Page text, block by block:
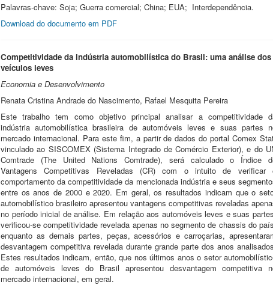
Palavras-chave: Soja; Guerra comercial; China; EUA; Interdependência.
Download do documento em PDF
Competitividade da indústria automobilística do Brasil: uma análise dos
veículos leves
Economia e Desenvolvimento
Renata Cristina Andrade do Nascimento, Rafael Mesquita Pereira
Este trabalho tem como objetivo principal analisar a competitividade
indústria automobilística brasileira de automóveis leves e suas partes
mercado internacional. Para este fim, a partir de dados do portal Comex
vinculado ao SISCOMEX (Sistema Integrado de Comércio Exterior), e do
Comtrade (The United Nations Comtrade), será calculado o Índice
Vantagens Competitivas Reveladas (CR) com o intuito de verificar
comportamento da competitividade da mencionada indústria e seus
entre os anos de 2000 e 2020. Em geral, os resultados indicam que o
automobilístico brasileiro apresentou vantagens competitivas reveladas
no período inicial de análise. Em relação aos automóveis leves e suas
verificou-se competitividade revelada apenas no segmento de chassis do
enquanto as demais partes, peças, acessórios e carroçarias,
desvantagem competitiva revelada durante grande parte dos anos
Estes resultados indicam, então, que nos últimos anos o setor
de automóveis leves do Brasil apresentou desvantagem competitiva
mercado internacional, em geral.